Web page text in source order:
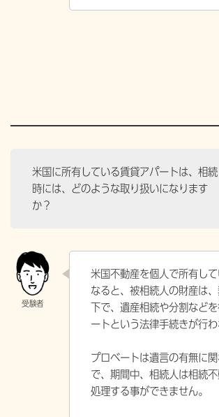
米国に所有している賃貸アパートは、相続
時には、どのような取り扱いになります
か？
米国不動産を個人で所有して
なると、被相続人の財産は
下で、遺産相続や分割など
ートという法律手続きが行わ
プロベートは遺言の有無に
で、期間中、相続人は相続
処理する事ができません。